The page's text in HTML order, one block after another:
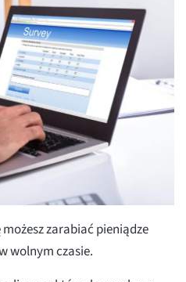
zarabiać pieniądze
wolnym czasie.